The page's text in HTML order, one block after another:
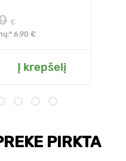
€
6.90 €
Į krepšelį
PIRKTA